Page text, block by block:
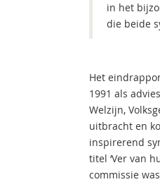
in het
die beide
Het
1991 als
Welzijn,
uitbracht en
inspirerend
titel ‘Ver van
commissie